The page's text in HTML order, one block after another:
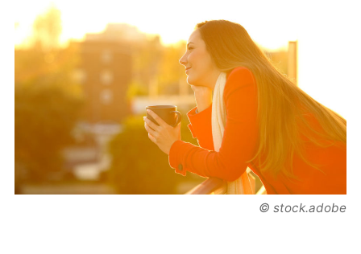
© stock.adobe